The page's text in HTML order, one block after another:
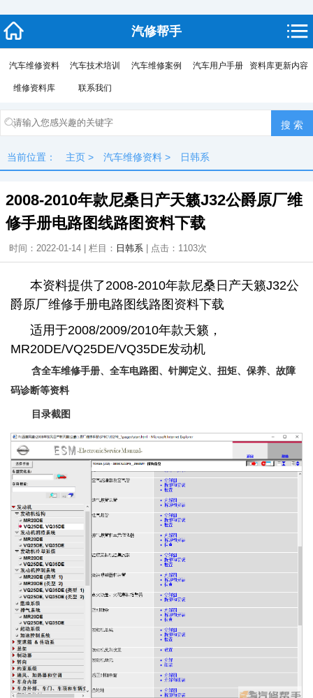
汽修帮手
汽车维修资料 汽车技术培训 汽车维修案例 汽车用户手册 资料库更新内容
维修资料库 联系我们
当前位置： 主页 > 汽车维修资料 > 日韩系
2008-2010年款尼桑日产天籁J32公爵原厂维
修手册电路图线路图资料下载
时间：2022-01-14 | 栏目： 日韩系 | 点击： 1103次
本资料提供了2008-2010年款尼桑日产天籁J32公
爵原厂维修手册电路图线路图资料下载
适用于2008/2009/2010年款天籁，
MR20DE/VQ25DE/VQ35DE发动机
含全车维修手册、全车电路图、针脚定义、扭矩、保养、故障
码诊断等资料
目录截图